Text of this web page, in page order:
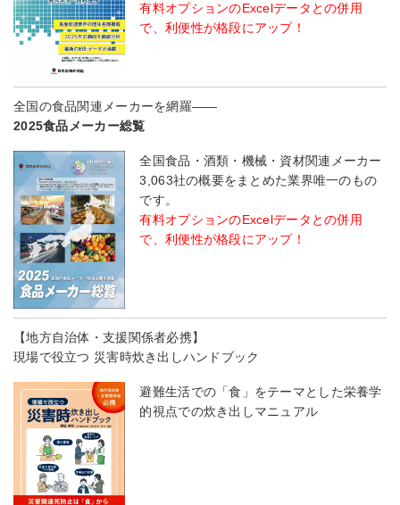
有料オプションのExcelデータとの併用
で、利便性が格段にアップ！
全国の食品関連メーカーを網羅――
2025食品メーカー総覧
全国食品・酒類・機械・資材関連メーカー
3,063社の概要をまとめた業界唯一のもの
です。
有料オプションのExcelデータとの併用
で、利便性が格段にアップ！
【地方自治体・支援関係者必携】
現場で役立つ 災害時炊き出しハンドブック
避難生活での「食」をテーマとした栄養学
的視点での炊き出しマニュアル